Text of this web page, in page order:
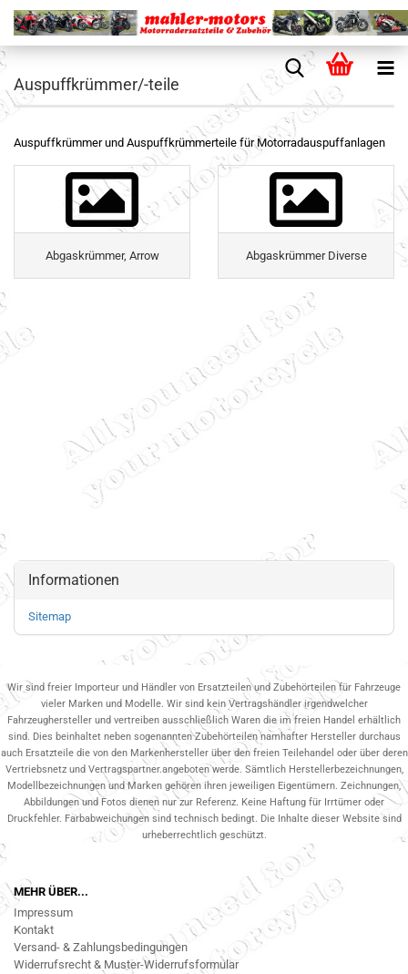
Auspuffkrümmer/-teile
Auspuffkrümmer und Auspuffkrümmerteile für Motorradauspuffanlagen
Abgaskrümmer, Arrow Abgaskrümmer Diverse
Informationen
Sitemap
Wir sind freier Importeur und Händler von Ersatzteilen und Zubehörteilen für Fahrzeuge
vieler Marken und Modelle. Wir sind kein Vertragshändler irgendwelcher
Fahrzeughersteller und vertreiben ausschließlich Waren die im freien Handel erhältlich
sind. Dies beinhaltet neben sogenannten Zubehörteilen namhafter Hersteller durchaus
auch Ersatzteile die von den Markenhersteller über den freien Teilehandel oder über deren
Vertriebsnetz und Vertragspartner.angeboten werde. Sämtlich Herstellerbezeichnungen,
Modellbezeichnungen und Marken gehören ihren jeweiligen Eigentümern. Zeichnungen,
Abbildungen und Fotos dienen nur zur Referenz. Keine Haftung für Irrtümer oder
Druckfehler. Farbabweichungen sind technisch bedingt. Die Inhalte dieser Website sind
urheberrechtlich geschützt.
MEHR ÜBER...
Impressum
Kontakt
Versand- & Zahlungsbedingungen
Widerrufsrecht & Muster-Widerrufsformular